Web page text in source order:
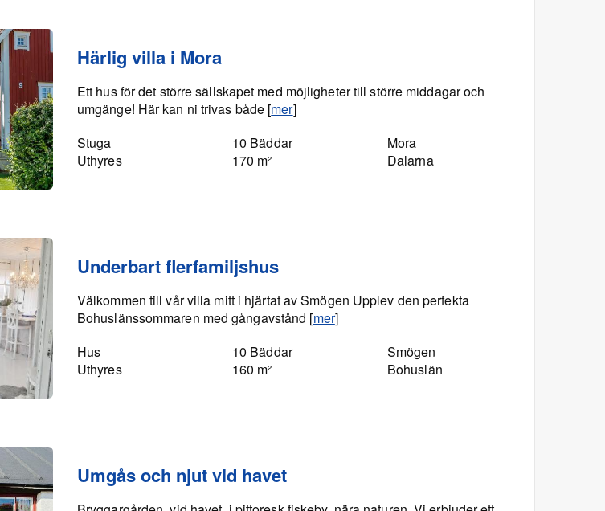
Härlig villa i Mora
Ett hus för det större sällskapet med möjligheter till större middagar och
umgänge! Här kan ni trivas både [mer]
Stuga
Uthyres
10 Bäddar
170 m²
Mora
Dalarna
Underbart flerfamiljshus
Välkommen till vår villa mitt i hjärtat av Smögen Upplev den perfekta
Bohuslänssommaren med gångavstånd [mer]
Hus
Uthyres
10 Bäddar
160 m²
Smögen
Bohuslän
Umgås och njut vid havet